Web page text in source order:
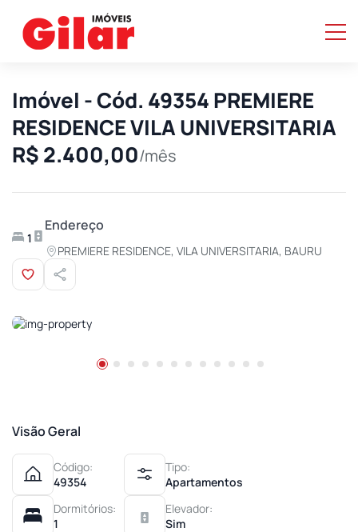
Imóvel - Cód. 49354 PREMIERE
RESIDENCE VILA UNIVERSITARIA
R$ 2.400,00/mês
1
Endereço
PREMIERE RESIDENCE, VILA UNIVERSITARIA, BAURU
Visão Geral
Código:
49354
Tipo:
Apartamentos
Dormitórios:
1
Elevador:
Sim